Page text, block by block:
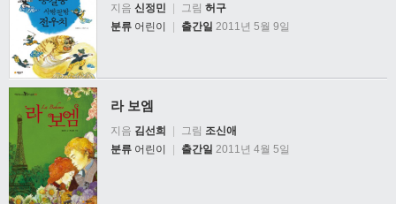
지음 신정민 그림 허구
분류 어린이 | 출간일 2011년 5월 9일
라 보엠
지음 김선희 그림 조신애
분류 어린이 출간일 2011년 4월 5일